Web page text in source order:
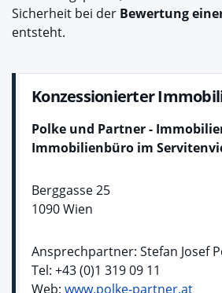
Sicherheit bei der Bewertung
entsteht.
Konzessionierter
Polke und Partner -
Immobilienbüro im
Berggasse 25
1090 Wien
Ansprechpartner: Stefan Josef
Tel: +43 (0)1 319 09 11
Web: www.polke-partner.at